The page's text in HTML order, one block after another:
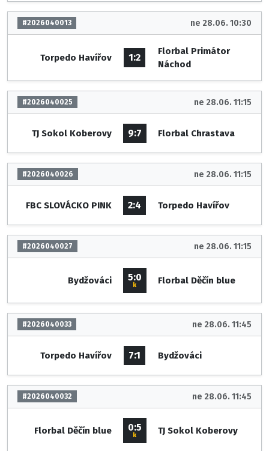
#2026040013 ne 28.06. 10:30
Torpedo Havířov 1:2
Florbal Primátor
Náchod
#2026040025 ne 28.06. 11:15
TJ Sokol Koberovy 9:7 Florbal Chrastava
#2026040026 ne 28.06. 11:15
FBC SLOVÁCKO PINK 2:4 Torpedo Havířov
#2026040027 ne 28.06. 11:15
Bydžováci 5:0
k Florbal Děčín blue
#2026040033 ne 28.06. 11:45
Torpedo Havířov 7:1 Bydžováci
#2026040032 ne 28.06. 11:45
Florbal Děčín blue 0:5
k TJ Sokol Koberovy